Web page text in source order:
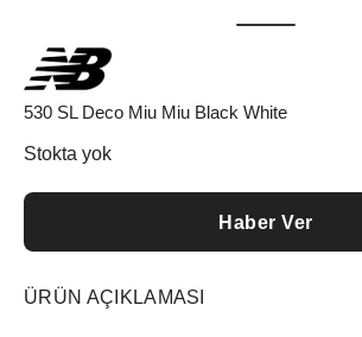
530 SL Deco Miu Miu Black White
Stokta yok
Haber Ver
ÜRÜN AÇIKLAMASI